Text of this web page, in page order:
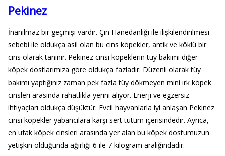
Pekinez
İnanılmaz bir geçmişi vardır. Çin Hanedanlığı ile ilişkilendirilmesi
sebebi ile oldukça asil olan bu cins köpekler, antik ve köklü bir
cins olarak tanınır. Pekinez cinsi köpeklerin tüy bakımı diğer
köpek dostlarımıza göre oldukça fazladır. Düzenli olarak tüy
bakımı yaptığınız zaman pek fazla tüy dökmeyen mini ırk köpek
cinsleri arasında rahatlıkla yerini alıyor. Enerji ve egzersiz
ihtiyaçları oldukça düşüktür. Evcil hayvanlarla iyi anlaşan Pekinez
cinsi köpekler yabancılara karşı sert tutum içerisindedir. Ayrıca,
en ufak köpek cinsleri arasında yer alan bu köpek dostumuzun
yetişkin olduğunda ağırlığı 6 ile 7 kilogram aralığındadır.